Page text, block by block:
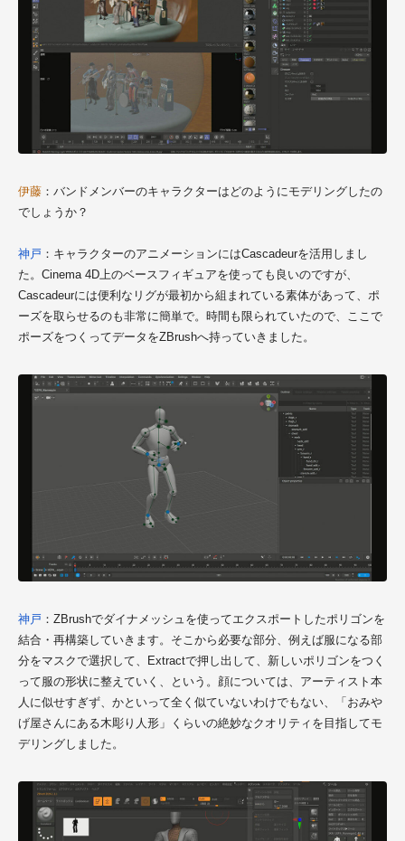
伊藤 ：バンドメンバーのキャラクターはどのようにモデリングしたの
でしょうか？
神戸 ：キャラクターのアニメーションにはCascadeurを活用しまし
た。Cinema 4D上のベースフィギュアを使っても良いのですが、
Cascadeurには便利なリグが最初から組まれている素体があって、ポ
ーズを取らせるのも非常に簡単で。時間も限られていたので、ここで
ポーズをつくってデータをZBrushへ持っていきました。
神戸 ：ZBrushでダイナメッシュを使ってエクスポートしたポリゴンを
結合・再構築していきます。そこから必要な部分、例えば服になる部
分をマスクで選択して、Extractで押し出して、新しいポリゴンをつく
って服の形状に整えていく、という。顔については、アーティスト本
人に似せすぎず、かといって全く似ていないわけでもない、「おみや
げ屋さんにある木彫り人形」くらいの絶妙なクオリティを目指してモ
デリングしました。